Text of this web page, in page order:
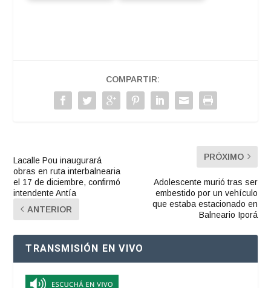
COMPARTIR:
Lacalle Pou inaugurará
obras en ruta interbalnearia
el 17 de diciembre, confirmó
intendente Antía
ANTERIOR
PRÓXIMO
Adolescente murió tras ser
embestido por un vehículo
que estaba estacionado en
Balneario Iporá
TRANSMISIÓN EN VIVO